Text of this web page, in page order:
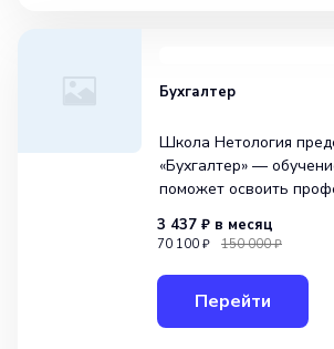
Бухгалтер
Школа Нетология
«Бухгалтер» —
поможет освоить
бизнес и управление. В
позволят студентам
навыки по бухгалтерск
3 437 ₽ в месяц
70 100 ₽ 150 000 ₽
Перейти